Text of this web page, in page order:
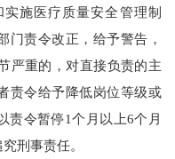
施医疗质量安全管理制
门责令改正，给予警告，
严重的，对直接负责的主
责令给予降低岗位等级或
责令暂停1个月以上6个月
刑事责任。